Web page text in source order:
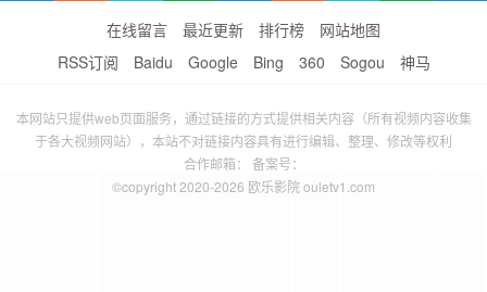
在线留言 最近更新 排行榜
网站地图
RSS订阅
Baidu Google Bing 360 Sogou 神马
本网站只提供web页面服务，通过链接的方式提供相关内容（所有视频内容收集
于各大视频网站），本站不对链接内容具有进行编辑、整理、修改等权利
合作邮箱： 备案号：
©copyright 2020-2026 欧乐影院 ouletv1.com